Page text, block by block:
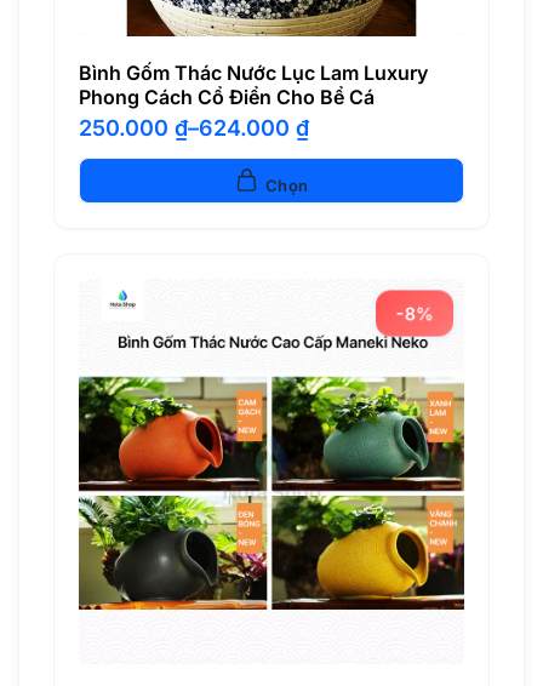
Bình Gốm Thác Nước Lục Lam Luxury
Phong Cách Cổ Điển Cho Bể Cá
250.000 ₫–624.000 ₫
Khoảng
giá:
từ
250.000 ₫ Chọn
-8%